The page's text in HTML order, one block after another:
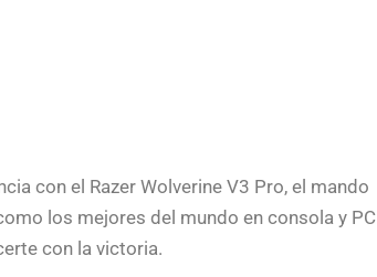
con el Razer Wolverine V3 Pro, el mando
los mejores del mundo en consola y PC
con la victoria.